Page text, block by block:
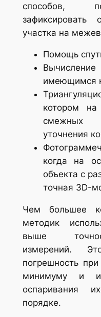
способов,
зафиксировать
участка на
Помощь
имеющимся
котором на
смежных
уточнения
когда на
объекта с
точная 3D-
Чем большее
методик
выше
измерений.
погрешность
минимуму и
оспаривания
порядке.